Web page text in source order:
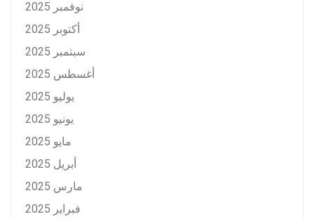
نوفمبر 2025
أكتوبر 2025
سبتمبر 2025
أغسطس 2025
يوليو 2025
يونيو 2025
مايو 2025
أبريل 2025
مارس 2025
فبراير 2025